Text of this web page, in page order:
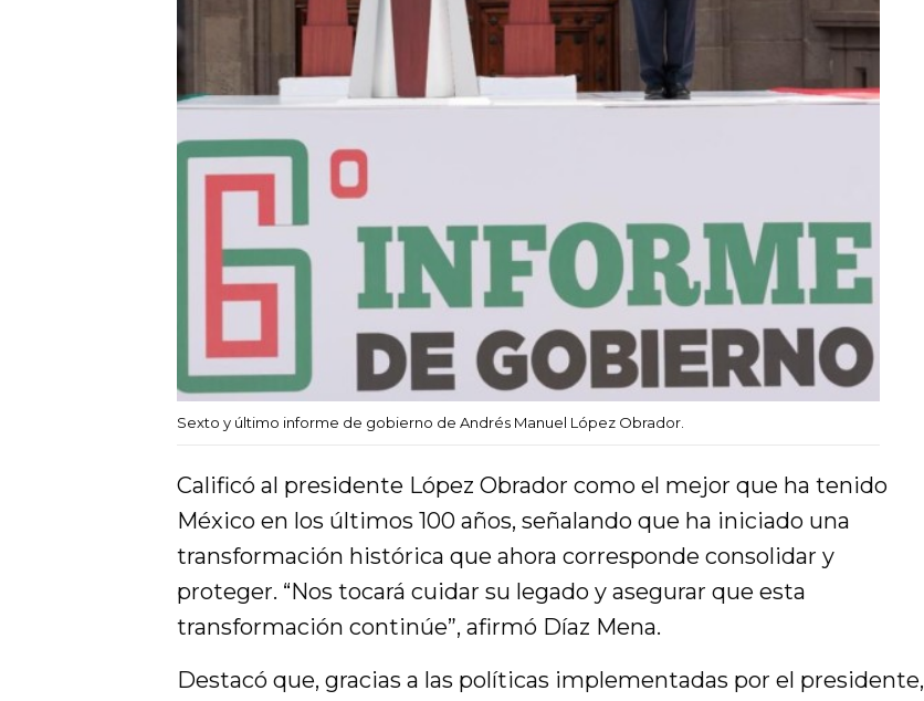
Sexto y último informe de gobierno de Andrés Manuel López Obrador.
Calificó al presidente López Obrador como el mejor que ha tenido
México en los últimos 100 años, señalando que ha iniciado una
transformación histórica que ahora corresponde consolidar y
proteger. “Nos tocará cuidar su legado y asegurar que esta
transformación continúe”, afirmó Díaz Mena.
Destacó que, gracias a las políticas implementadas por el presidente,